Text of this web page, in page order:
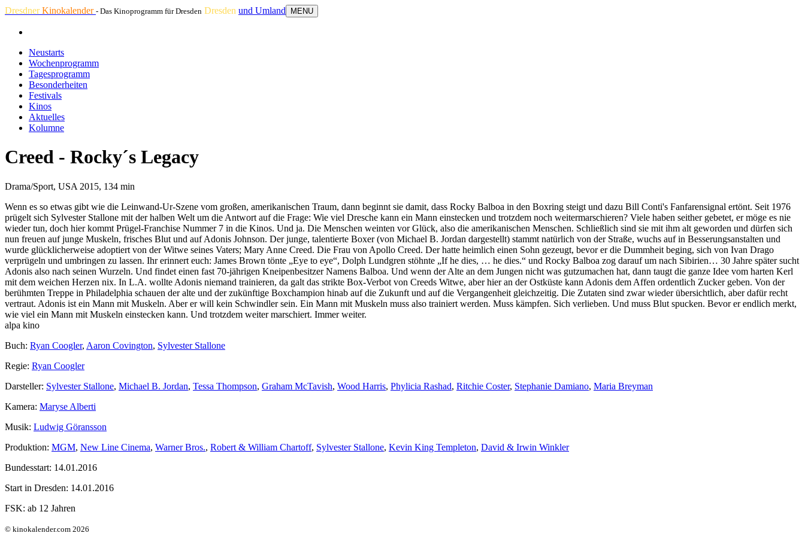
DresdnerKinokalender - Das Kinoprogramm für Dresden Dresden und Umland MENU
Neustarts
Wochenprogramm
Tagesprogramm
Besonderheiten
Festivals
Kinos
Aktuelles
Kolumne
Creed - Rocky´s Legacy
Drama/Sport, USA 2015, 134 min
Wenn es so etwas gibt wie die Leinwand-Ur-Szene vom großen, amerikanischen Traum, dann beginnt sie damit, dass Rocky Balboa in den Boxring steigt und dazu Bill Conti's Fanfarensignal ertönt. Seit 1976
prügelt sich Sylvester Stallone mit der halben Welt um die Antwort auf die Frage: Wie viel Dresche kann ein Mann einstecken und trotzdem noch weitermarschieren? Viele haben seither gebetet, er möge es nie
wieder tun, doch hier kommt Prügel-Franchise Nummer 7 in die Kinos. Und ja. Die Menschen weinten vor Glück, also die amerikanischen Menschen. Schließlich sind sie mit ihm alt geworden und dürfen sich
nun freuen auf junge Muskeln, frisches Blut und auf Adonis Johnson. Der junge, talentierte Boxer (von Michael B. Jordan dargestellt) stammt natürlich von der Straße, wuchs auf in Besserungsanstalten und
wurde glücklicherweise adoptiert von der Witwe seines Vaters; Mary Anne Creed. Die Frau von Apollo Creed. Der hatte heimlich einen Sohn gezeugt, bevor er die Dummheit beging, sich von Ivan Drago
verprügeln und umbringen zu lassen. Ihr erinnert euch: James Brown tönte „Eye to eye“, Dolph Lundgren stöhnte „If he dies, … he dies.“ und Rocky Balboa zog darauf um nach Sibirien… 30 Jahre später sucht
Adonis also nach seinen Wurzeln. Und findet einen fast 70-jährigen Kneipenbesitzer Namens Balboa. Und wenn der Alte an dem Jungen nicht was gutzumachen hat, dann taugt die ganze Idee vom harten Kerl
mit dem weichen Herzen nix. In L.A. wollte Adonis niemand trainieren, da galt das strikte Box-Verbot von Creeds Witwe, aber hier an der Ostküste kann Adonis dem Affen ordentlich Zucker geben. Von der
berühmten Treppe in Philadelphia schauen der alte und der zukünftige Boxchampion hinab auf die Zukunft und auf die Vergangenheit gleichzeitig. Die Zutaten sind zwar wieder übersichtlich, aber dafür recht
vertraut. Adonis ist ein Mann mit Muskeln. Aber er will kein Schwindler sein. Ein Mann mit Muskeln muss also trainiert werden. Muss kämpfen. Sich verlieben. Und muss Blut spucken. Bevor er endlich merkt,
wie viel ein Mann mit Muskeln einstecken kann. Und trotzdem weiter marschiert. Immer weiter.
alpa kino
Buch: Ryan Coogler, Aaron Covington, Sylvester Stallone
Regie: Ryan Coogler
Darsteller: Sylvester Stallone, Michael B. Jordan, Tessa Thompson, Graham McTavish, Wood Harris, Phylicia Rashad, Ritchie Coster, Stephanie Damiano, Maria Breyman
Kamera: Maryse Alberti
Musik: Ludwig Göransson
Produktion: MGM, New Line Cinema, Warner Bros., Robert & William Chartoff, Sylvester Stallone, Kevin King Templeton, David & Irwin Winkler
Bundesstart: 14.01.2016
Start in Dresden: 14.01.2016
FSK: ab 12 Jahren
© kinokalender.com 2026